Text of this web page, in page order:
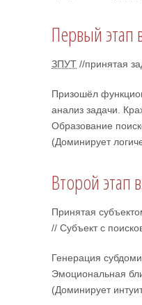
Первый этап
ЗПУТ //принятая
Призошёл
анализ задачи.
Образование
(Доминирует
Второй этап
Принятая
// Субъект с
Генерация
Эмоциональная
(Доминирует